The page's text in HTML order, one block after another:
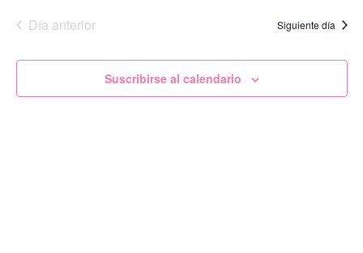
y de
Día anterior Siguiente día
Suscribirse al calendario